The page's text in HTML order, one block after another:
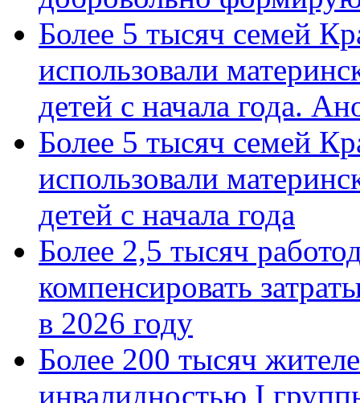
Более 5 тысяч семей
использовали
детей с начала года.
Более 5 тысяч семей
использовали
детей с начала года
Более 2,5 тысяч
компенсировать
в 2026 году
Более 200 тысяч
инвалидностью I